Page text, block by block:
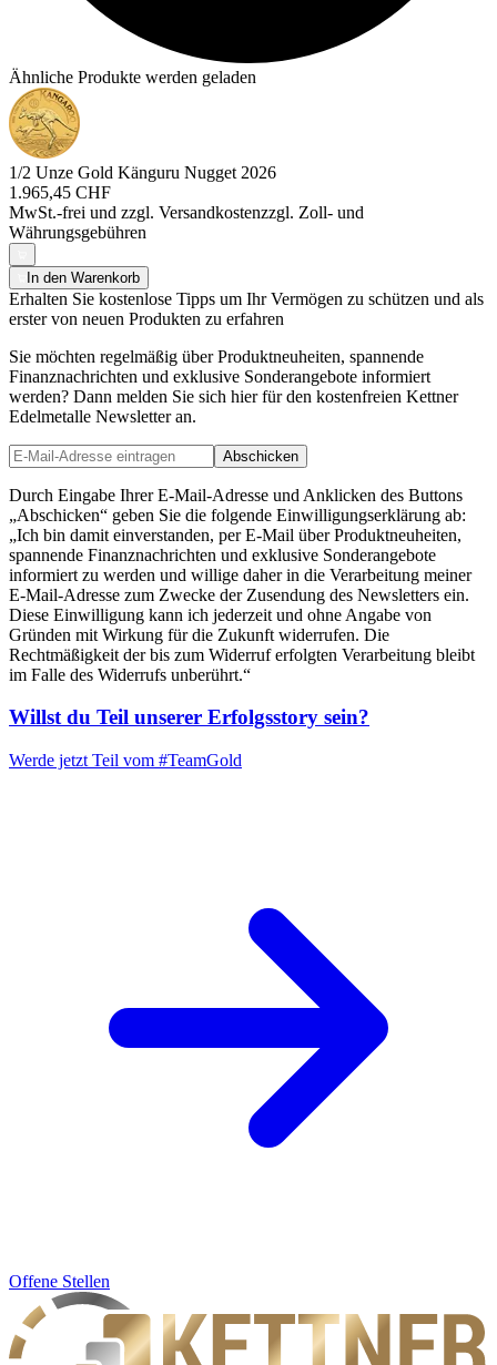
Ähnliche Produkte werden geladen
1/2 Unze Gold Känguru Nugget 2026
1.965,45 CHF
MwSt.-frei und zzgl. Versandkostenzzgl. Zoll- und
Währungsgebühren
In den Warenkorb
Erhalten Sie kostenlose Tipps um Ihr Vermögen zu schützen und als
erster von neuen Produkten zu erfahren
Sie möchten regelmäßig über Produktneuheiten, spannende
Finanznachrichten und exklusive Sonderangebote informiert
werden? Dann melden Sie sich hier für den kostenfreien Kettner
Edelmetalle Newsletter an.
Abschicken
Durch Eingabe Ihrer E-Mail-Adresse und Anklicken des Buttons
„Abschicken“ geben Sie die folgende Einwilligungserklärung ab:
„Ich bin damit einverstanden, per E-Mail über Produktneuheiten,
spannende Finanznachrichten und exklusive Sonderangebote
informiert zu werden und willige daher in die Verarbeitung meiner
E-Mail-Adresse zum Zwecke der Zusendung des Newsletters ein.
Diese Einwilligung kann ich jederzeit und ohne Angabe von
Gründen mit Wirkung für die Zukunft widerrufen. Die
Rechtmäßigkeit der bis zum Widerruf erfolgten Verarbeitung bleibt
im Falle des Widerrufs unberührt.“
Willst du Teil unserer Erfolgsstory sein?
Werde jetzt Teil vom #TeamGold
Offene Stellen